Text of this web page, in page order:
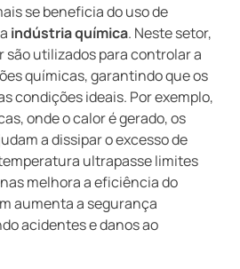
se beneficia do uso de
indústria química. Neste setor,
são utilizados para controlar a
químicas, garantindo que os
condições ideais. Por exemplo,
onde o calor é gerado, os
a dissipar o excesso de
ultrapasse limites
melhora a eficiência do
aumenta a segurança
acidentes e danos ao